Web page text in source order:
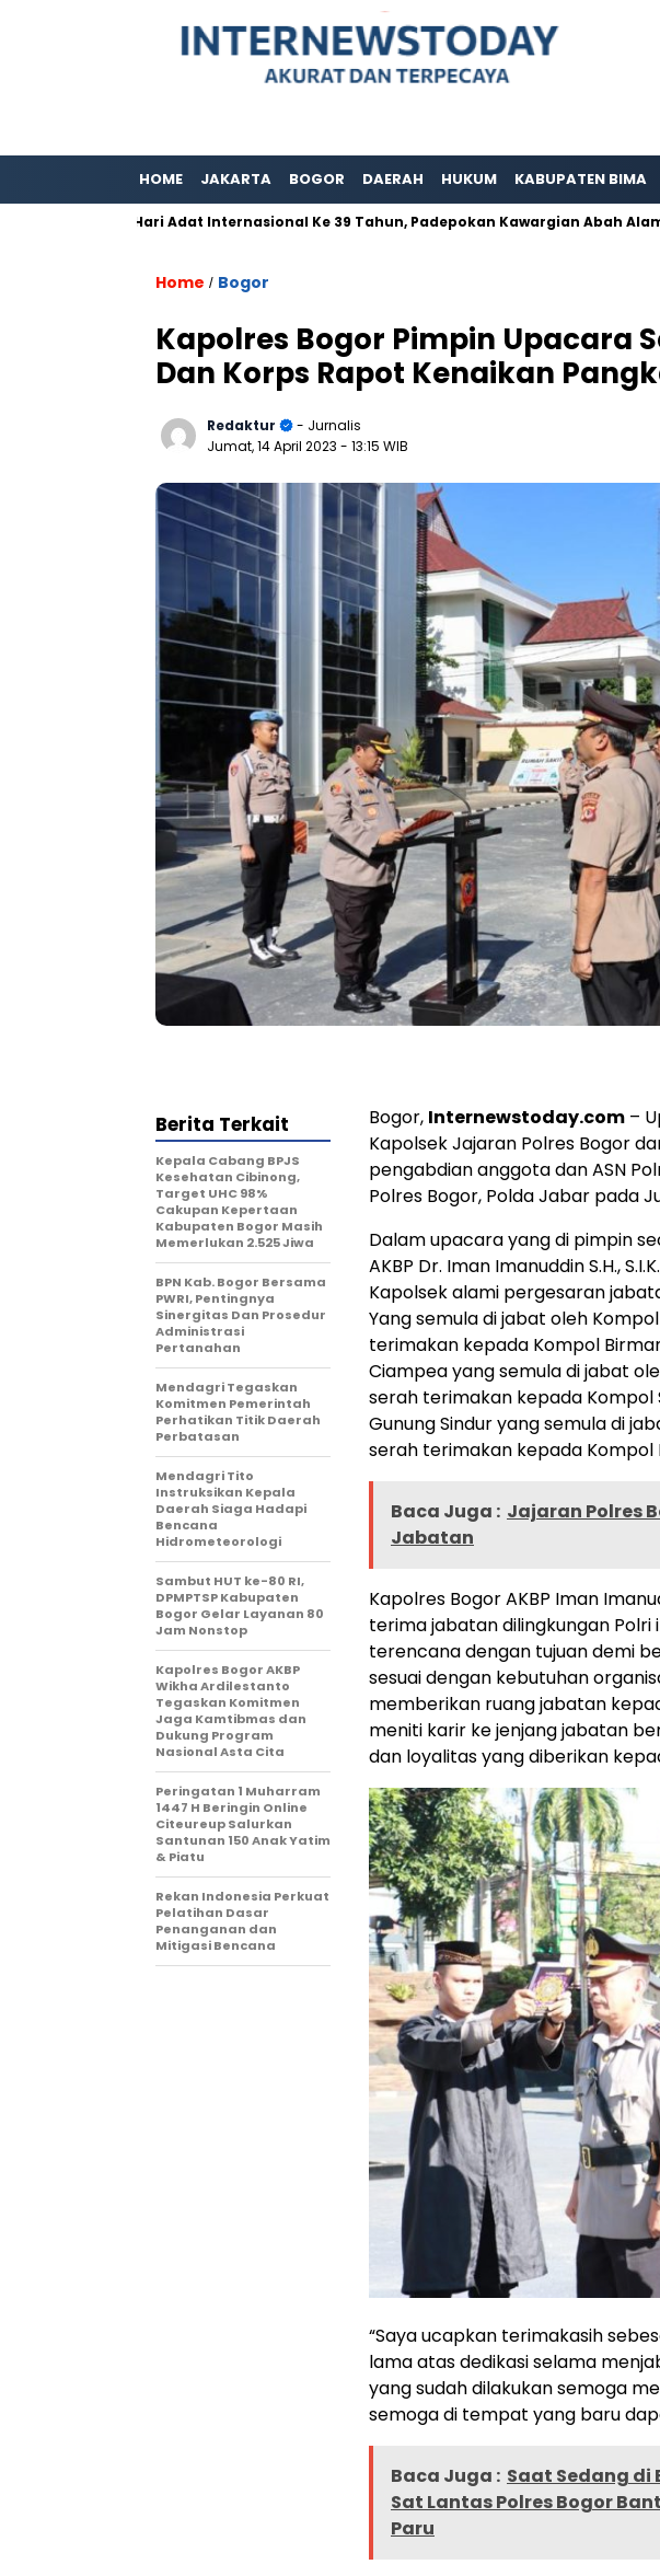
HOME JAKARTA BOGOR DAERAH HUKUM KABUPATEN BIMA
Hari Adat Internasional Ke 39 Tahun, Padepokan Kawargian Abah Alam
Home / Bogor
Kapolres Bogor Pimpin Upacara
Dan Korps Rapot Kenaikan
Redaktur
- Jurnalis
Jumat, 14 April 2023 - 13:15 WIB
Bogor, Internewstoday.com –
Kapolsek Jajaran Polres Bogor
pengabdian anggota dan ASN
Polres Bogor, Polda Jabar pada
Dalam upacara yang di pimpin
AKBP Dr. Iman Imanuddin S.H.,
Kapolsek alami pergesaran
Yang semula di jabat oleh Kompol
terimakan kepada Kompol
Ciampea yang semula di jabat
serah terimakan kepada Kompol
Gunung Sindur yang semula di
serah terimakan kepada Kompol
Baca Juga : Jajaran Polres
Jabatan
Kapolres Bogor AKBP Iman
terima jabatan dilingkungan Polri
terencana dengan tujuan demi
sesuai dengan kebutuhan
memberikan ruang jabatan
meniti karir ke jenjang jabatan
dan loyalitas yang diberikan
“Saya ucapkan terimakasih
lama atas dedikasi selama
yang sudah dilakukan semoga
semoga di tempat yang baru
Baca Juga : Saat Sedang di
Sat Lantas Polres Bogor
Paru
Berita Terkait
Kepala Cabang BPJS
Kesehatan Cibinong,
Target UHC 98%
Cakupan Kepertaan
Kabupaten Bogor Masih
Memerlukan 2.525 Jiwa
BPN Kab. Bogor Bersama
PWRI, Pentingnya
Sinergitas Dan Prosedur
Administrasi
Pertanahan
Mendagri Tegaskan
Komitmen Pemerintah
Perhatikan Titik Daerah
Perbatasan
Mendagri Tito
Instruksikan Kepala
Daerah Siaga Hadapi
Bencana
Hidrometeorologi
Sambut HUT ke-80 RI,
DPMPTSP Kabupaten
Bogor Gelar Layanan 80
Jam Nonstop
Kapolres Bogor AKBP
Wikha Ardilestanto
Tegaskan Komitmen
Jaga Kamtibmas dan
Dukung Program
Nasional Asta Cita
Peringatan 1 Muharram
1447 H Beringin Online
Citeureup Salurkan
Santunan 150 Anak Yatim
& Piatu
Rekan Indonesia Perkuat
Pelatihan Dasar
Penanganan dan
Mitigasi Bencana